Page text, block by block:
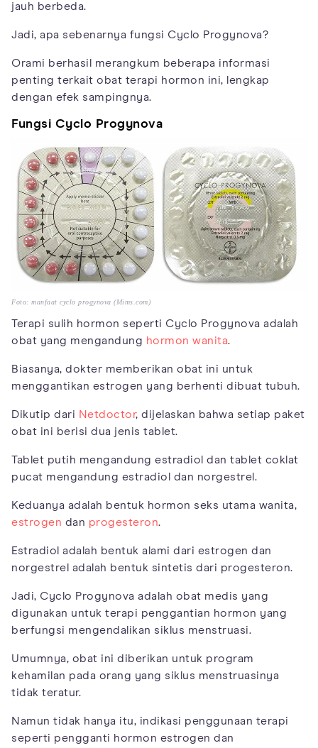
jauh berbeda.
Jadi, apa sebenarnya fungsi Cyclo Progynova?
Orami berhasil merangkum beberapa informasi
penting terkait obat terapi hormon ini, lengkap
dengan efek sampingnya.
Fungsi Cyclo Progynova
Foto: manfaat cyclo progynova (Mims.com)
Terapi sulih hormon seperti Cyclo Progynova adalah
obat yang mengandung hormon wanita.
Biasanya, dokter memberikan obat ini untuk
menggantikan estrogen yang berhenti dibuat tubuh.
Dikutip dari Netdoctor, dijelaskan bahwa setiap paket
obat ini berisi dua jenis tablet.
Tablet putih mengandung estradiol dan tablet coklat
pucat mengandung estradiol dan norgestrel.
Keduanya adalah bentuk hormon seks utama wanita,
estrogen dan progesteron.
Estradiol adalah bentuk alami dari estrogen dan
norgestrel adalah bentuk sintetis dari progesteron.
Jadi, Cyclo Progynova adalah obat medis yang
digunakan untuk terapi penggantian hormon yang
berfungsi mengendalikan siklus menstruasi.
Umumnya, obat ini diberikan untuk program
kehamilan pada orang yang siklus menstruasinya
tidak teratur.
Namun tidak hanya itu, indikasi penggunaan terapi
seperti pengganti hormon estrogen dan